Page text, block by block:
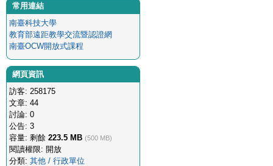
常用連結
南臺科技大學
教育部遠距教學交流暨認證網
南臺OCW開放式課程
網頁資訊
訪客: 258175
文章: 44
討論: 0
公告: 3
容量: 剩餘 223.5 MB (500 MB)
閱讀權限: 開放
分類: 其他 / 行政單位